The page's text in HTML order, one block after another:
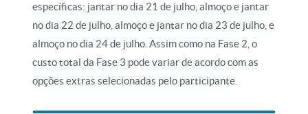
específicas: jantar no dia 21 de julho, almoço e jantar
no dia 22 de julho, almoço e jantar no dia 23 de julho, e
almoço no dia 24 de julho. Assim como na Fase 2, o
custo total da Fase 3 pode variar de acordo com as
opções extras selecionadas pelo participante.